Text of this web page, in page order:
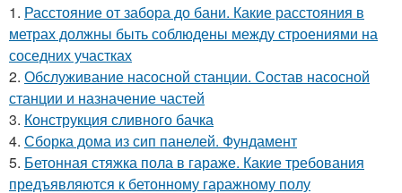
1. Расстояние от забора до бани. Какие расстояния в
метрах должны быть соблюдены между строениями на
соседних участках
2. Обслуживание насосной станции. Состав насосной
станции и назначение частей
3. Конструкция сливного бачка
4. Сборка дома из сип панелей. Фундамент
5. Бетонная стяжка пола в гараже. Какие требования
предъявляются к бетонному гаражному полу